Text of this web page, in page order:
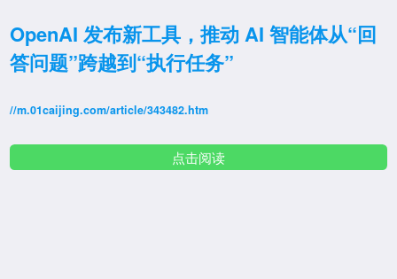
OpenAI 发布新工具，推动 AI 智能体从“回
答问题”跨越到“执行任务”
//m.01caijing.com/article/343482.htm
点击阅读